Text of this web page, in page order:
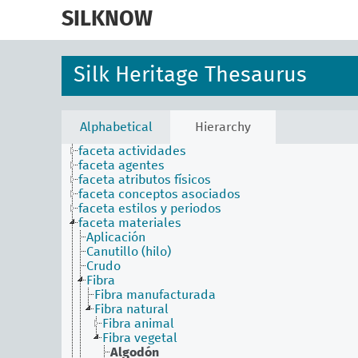
SILKNOW
Silk Heritage Thesaurus
Alphabetical
Hierarchy
faceta actividades
faceta agentes
faceta atributos físicos
faceta conceptos asociados
faceta estilos y periodos
faceta materiales
Aplicación
Canutillo (hilo)
Crudo
Fibra
Fibra manufacturada
Fibra natural
Fibra animal
Fibra vegetal
Algodón